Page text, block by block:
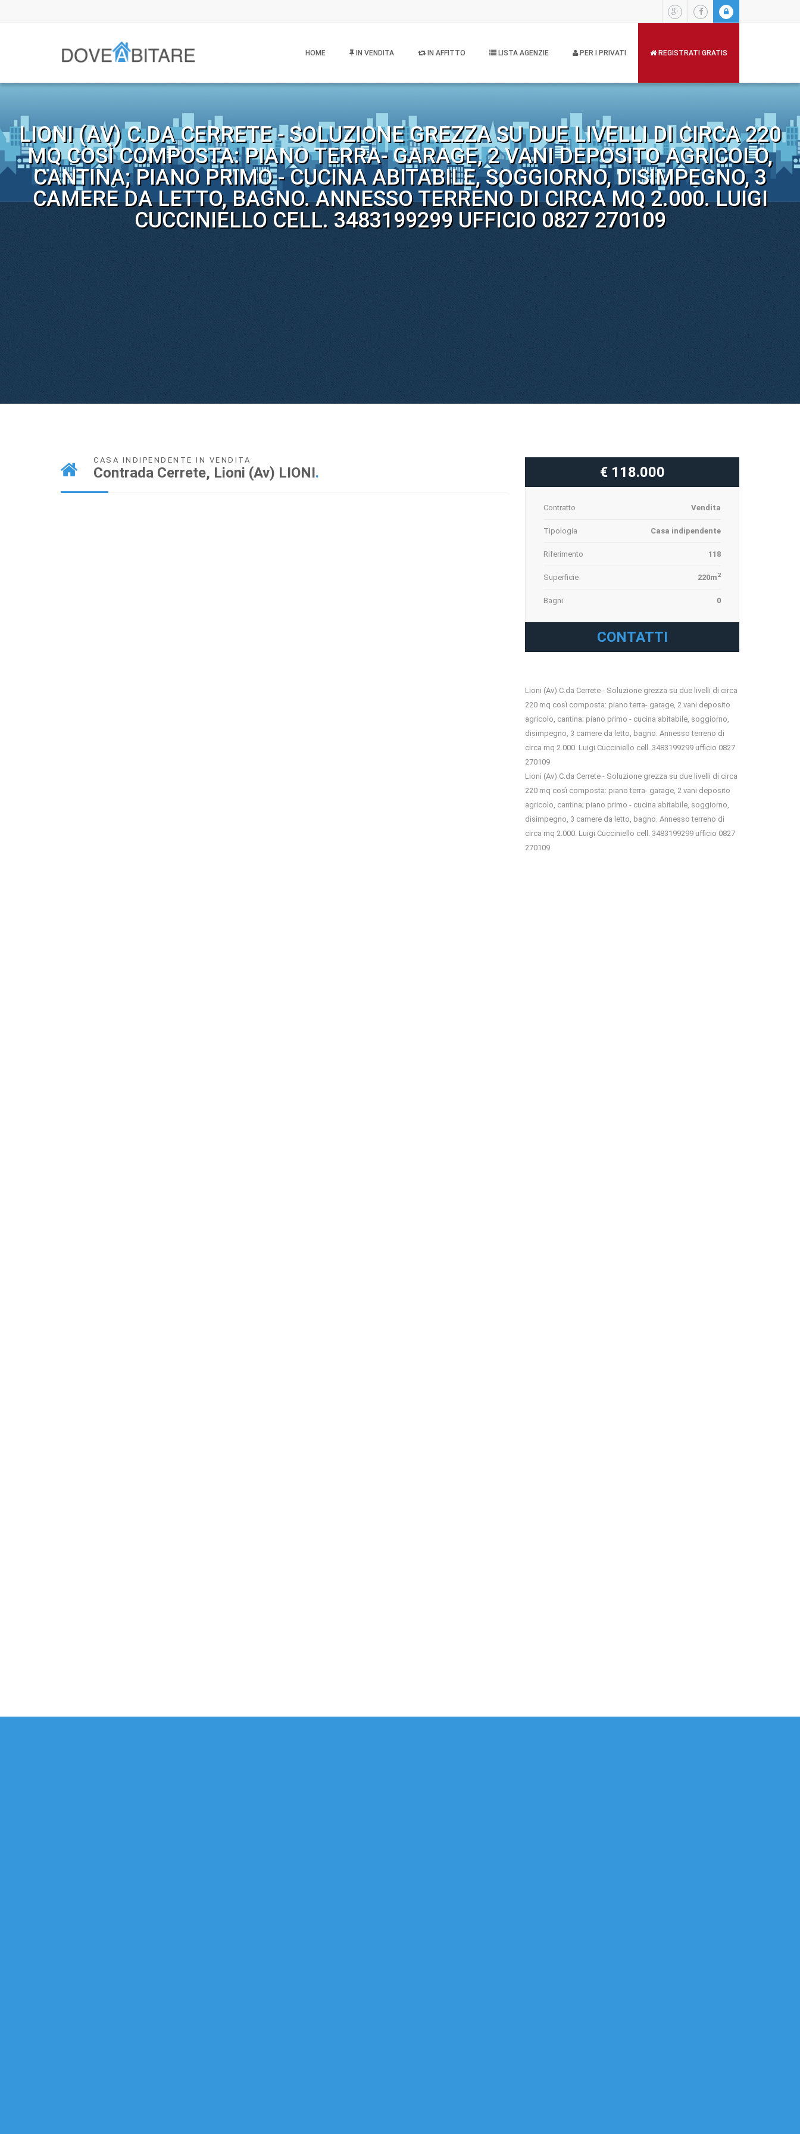
HOME IN VENDITA IN AFFITTO LISTA AGENZIE PER I PRIVATI REGISTRATI GRATIS
LIONI (AV) C.DA CERRETE - SOLUZIONE GREZZA SU DUE LIVELLI DI CIRCA 220
MQ COSÌ COMPOSTA: PIANO TERRA- GARAGE, 2 VANI DEPOSITO AGRICOLO,
CANTINA; PIANO PRIMO - CUCINA ABITABILE, SOGGIORNO, DISIMPEGNO, 3
CAMERE DA LETTO, BAGNO. ANNESSO TERRENO DI CIRCA MQ 2.000. LUIGI
CUCCINIELLO CELL. 3483199299 UFFICIO 0827 270109
CASA INDIPENDENTE IN VENDITA
Contrada Cerrete, Lioni (Av) LIONI. € 118.000
Contratto Vendita
Tipologia Casa indipendente
Riferimento 118
Superficie 220m2
Bagni 0
CONTATTI
Lioni (Av) C.da Cerrete - Soluzione grezza su due livelli di circa
220 mq così composta: piano terra- garage, 2 vani deposito
agricolo, cantina; piano primo - cucina abitabile, soggiorno,
disimpegno, 3 camere da letto, bagno. Annesso terreno di
circa mq 2.000. Luigi Cucciniello cell. 3483199299 ufficio 0827
270109
Lioni (Av) C.da Cerrete - Soluzione grezza su due livelli di circa
220 mq così composta: piano terra- garage, 2 vani deposito
agricolo, cantina; piano primo - cucina abitabile, soggiorno,
disimpegno, 3 camere da letto, bagno. Annesso terreno di
circa mq 2.000. Luigi Cucciniello cell. 3483199299 ufficio 0827
270109